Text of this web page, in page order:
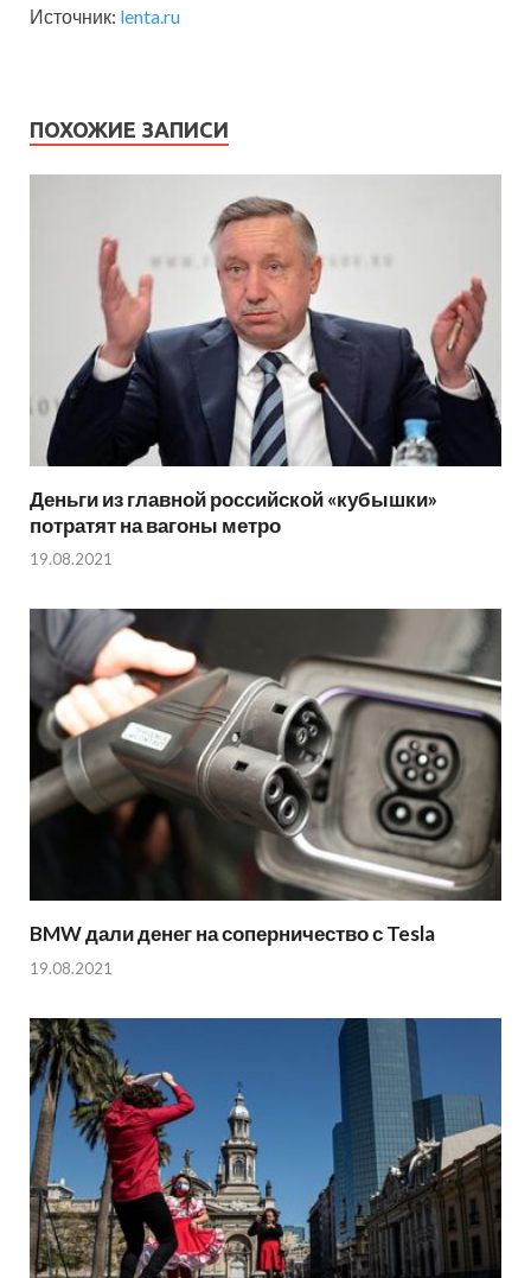
Источник: lenta.ru
ПОХОЖИЕ ЗАПИСИ
Деньги из главной российской «кубышки»
потратят на вагоны метро
19.08.2021
BMW дали денег на соперничество с Tesla
19.08.2021